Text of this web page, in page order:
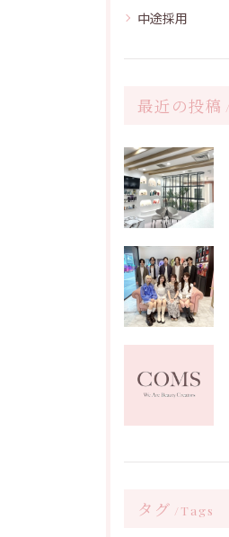
中途採用
最近の投稿
タグ Tags